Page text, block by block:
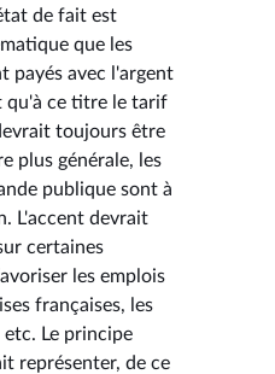
de fait est
que les
payés avec l'argent
qu'à ce titre le tarif
toujours être
plus générale, les
publique sont à
L'accent devrait
certaines
les emplois
françaises, les
etc. Le principe
représenter, de ce